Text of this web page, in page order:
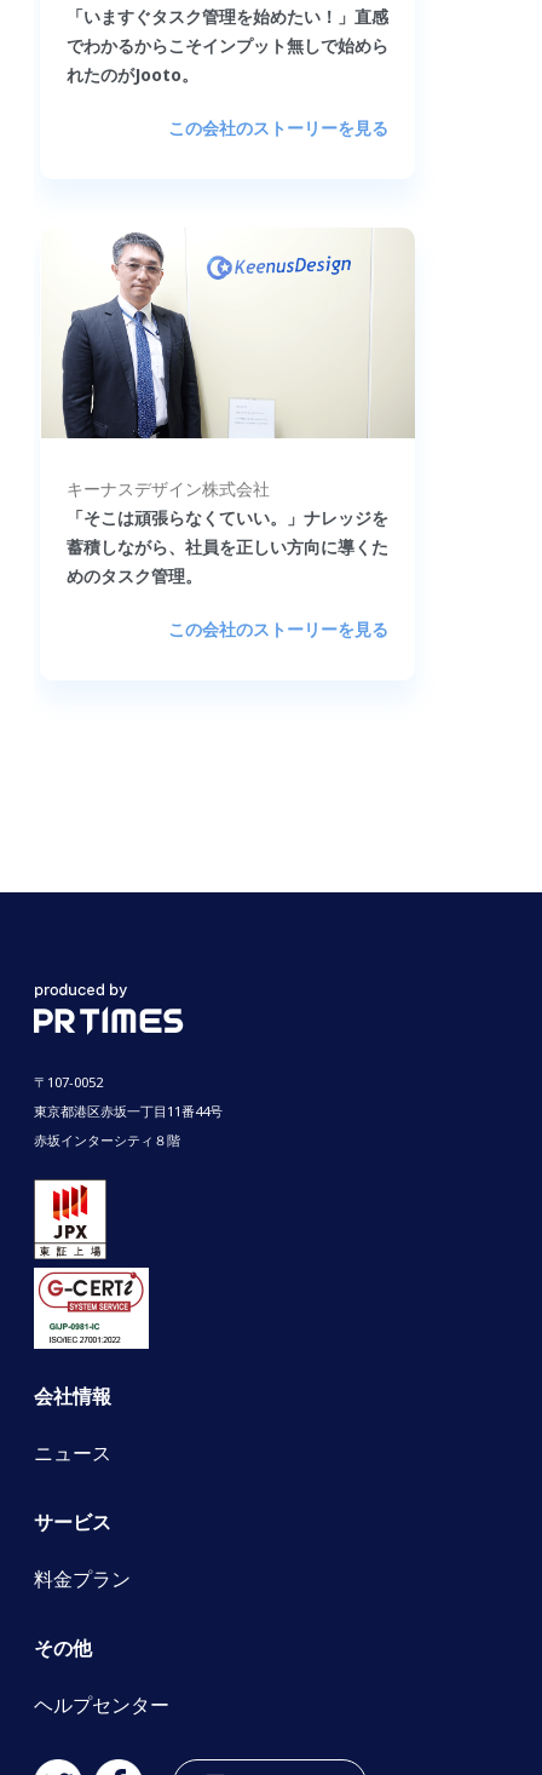
「いますぐタスク管理を始めたい！」直感
でわかるからこそインプット無しで始めら
れたのがJooto。
この会社のストーリーを見る
キーナスデザイン株式会社
「そこは頑張らなくていい。」ナレッジを
蓄積しながら、社員を正しい方向に導くた
めのタスク管理。
この会社のストーリーを見る
〒107-0052
東京都港区赤坂一丁目11番44号
赤坂インターシティ８階
会社情報
ニュース
サービス
料金プラン
その他
ヘルプセンター